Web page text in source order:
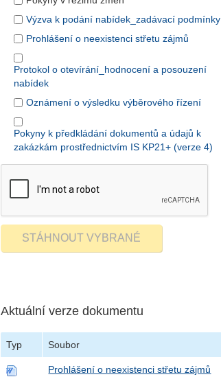
Výzva k podání nabídek_zadávací podmínky
Prohlášení o neexistenci střetu zájmů
Protokol o otevírání_hodnocení a posouzení
nabídek
Oznámení o výsledku výběrového řízení
Pokyny k předkládání dokumentů a údajů k
zakázkám prostřednictvím IS KP21+ (verze 4)
Aktuální verze dokumentu
Typ Soubor
Prohlášení o neexistenci střetu zájmů